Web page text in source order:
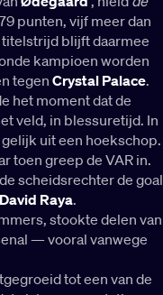
punten, vijf meer dan
blijft daarmee
kampioen worden
tegenCrystal Palace.
het moment dat de
veld, in blessuretijd. In
uit een hoekschop.
toen greep de VAR in.
scheidsrechter de goal
David Raya.
stookte delen van
— vooral vanwege
tot een van de